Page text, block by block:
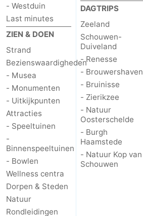
- Westduin
Last minutes
ZIEN & DOEN
Strand
Bezienswaardigheden
- Musea
- Monumenten
- Uitkijkpunten
Attracties
- Speeltuinen
-
Binnenspeeltuinen
- Bowlen
Wellness centra
Dorpen & Steden
Natuur
Rondleidingen
DAGTRIPS
Zeeland
Schouwen-
Duiveland
- Renesse
- Brouwershaven
- Bruinisse
- Zierikzee
- Natuur
Oosterschelde
- Burgh
Haamstede
- Natuur Kop van
Schouwen